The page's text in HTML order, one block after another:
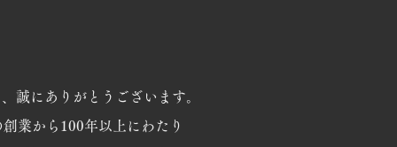
誠にありがとうございます。
業から100年以上にわたり